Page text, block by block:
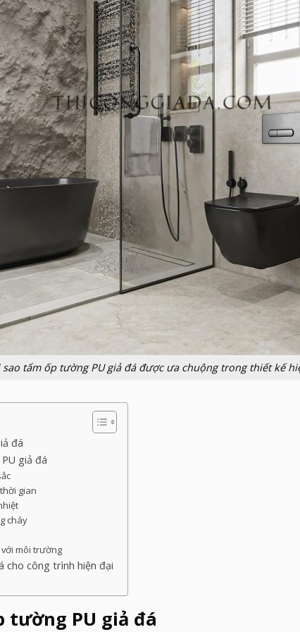
sao tấm ốp tường PU giả đá được ưa chuộng trong thiết kế
đá
giả đá
gian
cháy
môi trường
cho công trình hiện đại
tường PU giả đá